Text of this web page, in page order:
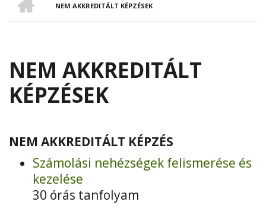
MORZSA
NEM AKKREDITÁLT KÉPZÉSEK
NEM AKKREDITÁLT
KÉPZÉSEK
NEM AKKREDITÁLT KÉPZÉS
Számolási nehézségek felismerése és
kezelése
30 órás tanfolyam